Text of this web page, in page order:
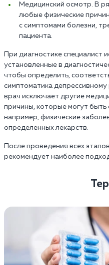
Медицинский осмотр. В
любые физические
с симптомами болезни,
пациента.
При диагностике специалист
установленные в
чтобы определить,
симптоматика
врач исключает другие
причины, которые могут быть
например, физические
определенных лекарств.
После проведения всех
рекомендует наиболее